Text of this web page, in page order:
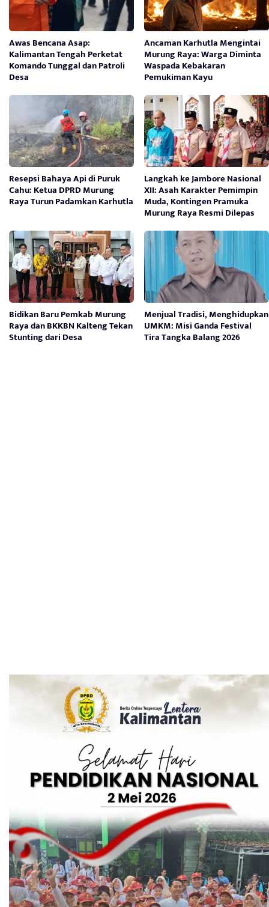
Awas Bencana Asap:
Kalimantan Tengah Perketat
Komando Tunggal dan Patroli
Desa
Ancaman Karhutla Mengintai
Murung Raya: Warga Diminta
Waspada Kebakaran
Pemukiman Kayu
Resepsi Bahaya Api di Puruk
Cahu: Ketua DPRD Murung
Raya Turun Padamkan Karhutla
Langkah ke Jambore Nasional
XII: Asah Karakter Pemimpin
Muda, Kontingen Pramuka
Murung Raya Resmi Dilepas
Bidikan Baru Pemkab Murung
Raya dan BKKBN Kalteng Tekan
Stunting dari Desa
Menjual Tradisi, Menghidupkan
UMKM: Misi Ganda Festival
Tira Tangka Balang 2026